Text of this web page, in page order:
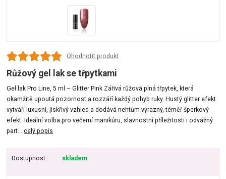
Ohodnotit produkt
Růžový gel lak se třpytkami
Gel lak Pro Line, 5 ml – Glitter Pink Zářivá růžová plná třpytek, která
okamžitě upoutá pozornost a rozzáří každý pohyb ruky. Hustý glitter efekt
vytváří luxusní, jiskřivý vzhled a dodává nehtům výrazný, téměř šperkový
efekt. Ideální volba pro večerní manikúru, slavnostní příležitosti i odvážný
part...celý popis
Dostupnost skladem